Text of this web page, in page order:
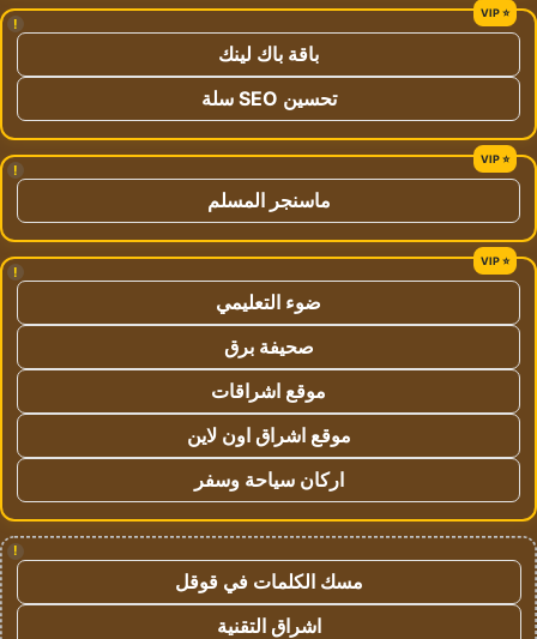
!
باقة باك لينك
تحسين SEO سلة
!
ماسنجر المسلم
!
ضوء التعليمي
صحيفة برق
موقع اشراقات
موقع اشراق اون لاين
اركان سياحة وسفر
!
مسك الكلمات في قوقل
اشراق التقنية